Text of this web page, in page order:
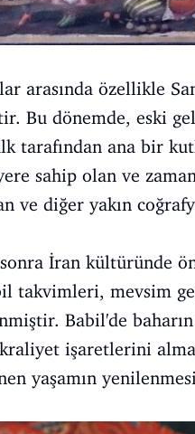
arasında özellikle
dönemde, eski
tarafından ana bir
sahip olan ve
ve diğer yakın
İran kültüründe
takvimleri, mevsim
Babil'de baharın
kraliyet işaretlerini
yaşamın